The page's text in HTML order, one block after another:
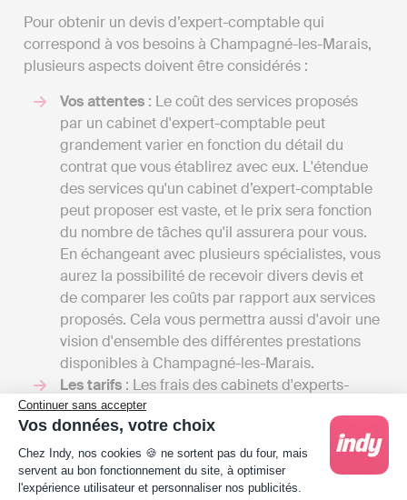
Continuer sans accepter
Vos données, votre choix
Plateforme de Gestion du Consentement :
Chez Indy, nos cookies 🍪 ne sortent pas du four, mais
servent au bon fonctionnement du site, à optimiser
l'expérience utilisateur et personnaliser nos publicités.
Pour obtenir un devis d’expert-comptable qui
correspond à vos besoins à Champagné-les-Marais,
plusieurs aspects doivent être considérés :
Vos attentes : Le coût des services proposés
par un cabinet d'expert-comptable peut
grandement varier en fonction du détail du
contrat que vous établirez avec eux. L'étendue
des services qu'un cabinet d’expert-comptable
peut proposer est vaste, et le prix sera fonction
du nombre de tâches qu'il assurera pour vous.
En échangeant avec plusieurs spécialistes, vous
aurez la possibilité de recevoir divers devis et
de comparer les coûts par rapport aux services
proposés. Cela vous permettra aussi d'avoir une
vision d'ensemble des différentes prestations
disponibles à Champagné-les-Marais.
Les tarifs : Les frais des cabinets d'experts-
comptables peuvent commencer entre 1000 et
2000 euros par an pour une petite mission
confiée à un comptable indépendant et peuvent
grimper jusqu'à plusieurs milliers d'euros si
votre entreprise requiert une comptabilité plus